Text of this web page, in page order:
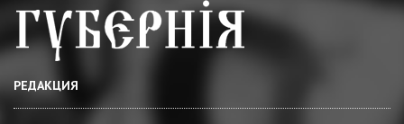
РЕДАКЦИЯ